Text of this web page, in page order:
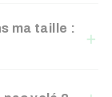
ma taille :